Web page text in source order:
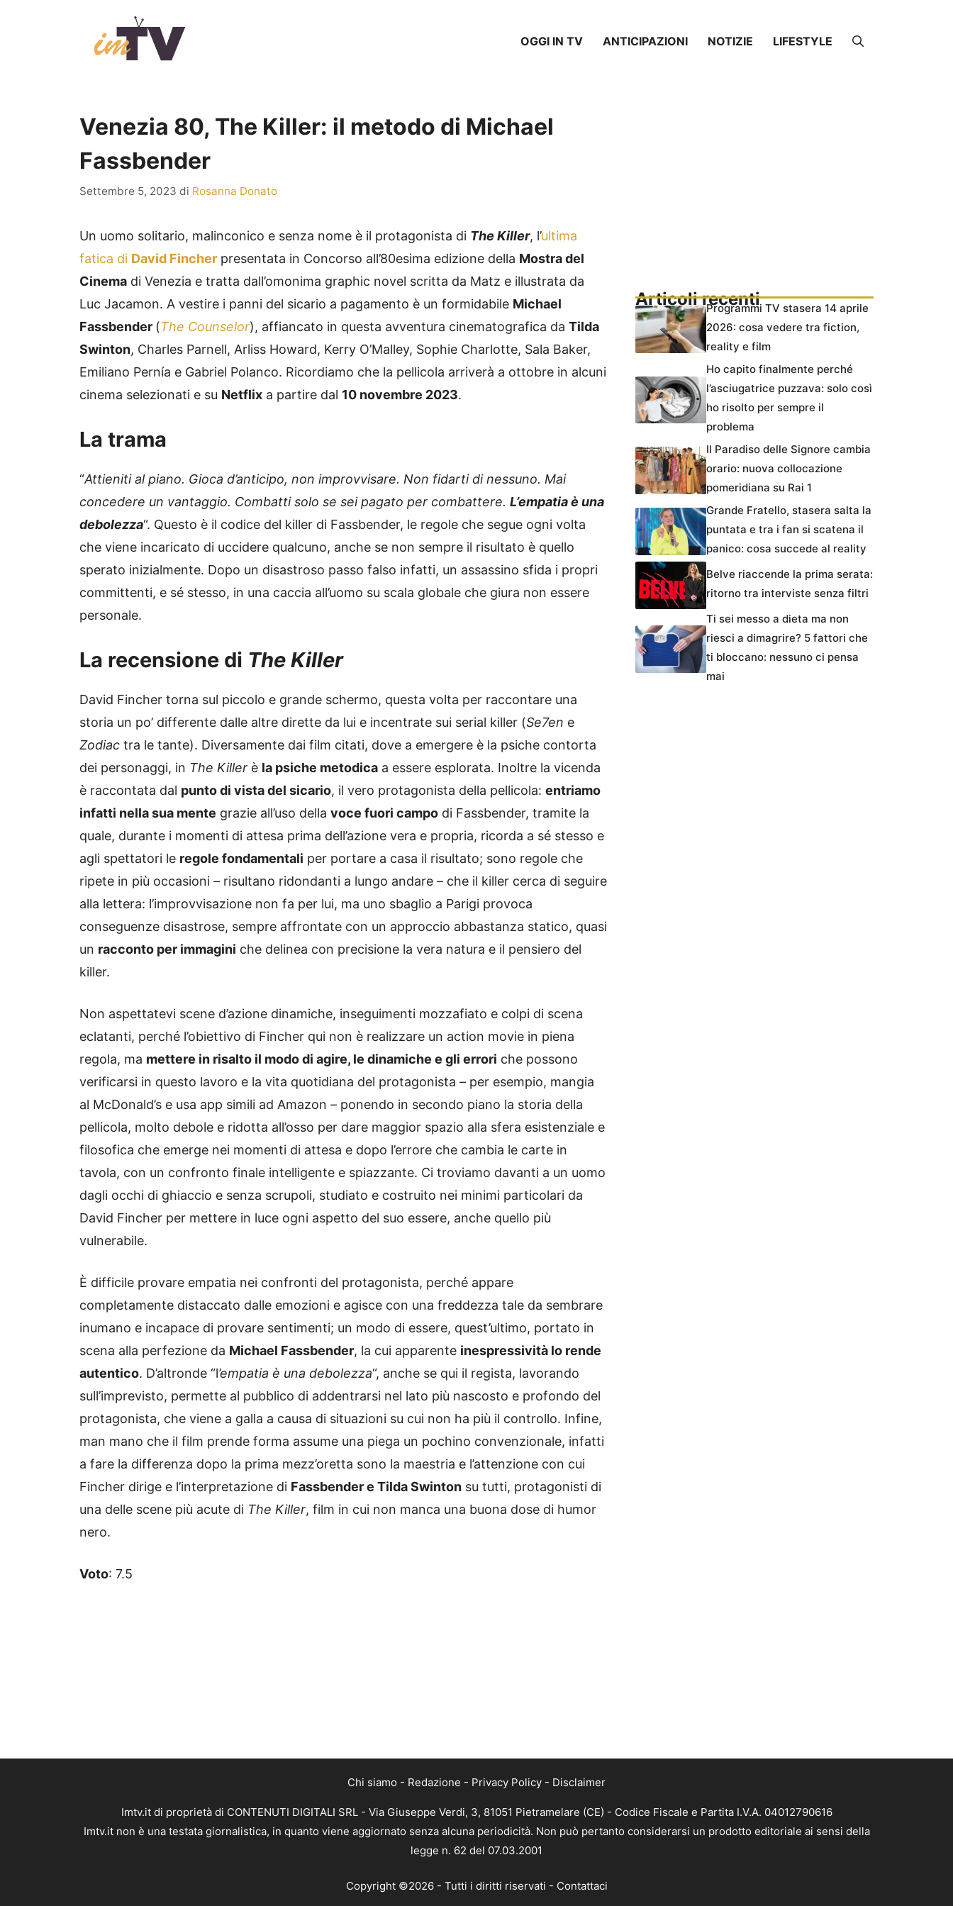
OGGI IN TV ANTICIPAZIONI NOTIZIE LIFESTYLE
Venezia 80, The Killer: il metodo di Michael
Fassbender
Settembre 5, 2023 di Rosanna Donato
Un uomo solitario, malinconico e senza nome è il protagonista di The Killer, l’ultima
fatica di David Fincher presentata in Concorso all’80esima edizione della Mostra del
Cinema di Venezia e tratta dall’omonima graphic novel scritta da Matz e illustrata da
Luc Jacamon. A vestire i panni del sicario a pagamento è un formidabile Michael
Fassbender (The Counselor), affiancato in questa avventura cinematografica da Tilda
Swinton, Charles Parnell, Arliss Howard, Kerry O’Malley, Sophie Charlotte, Sala Baker,
Emiliano Pernía e Gabriel Polanco. Ricordiamo che la pellicola arriverà a ottobre in alcuni
cinema selezionati e su Netflix a partire dal 10 novembre 2023.
La trama
“Attieniti al piano. Gioca d’anticipo, non improvvisare. Non fidarti di nessuno. Mai
concedere un vantaggio. Combatti solo se sei pagato per combattere. L’empatia è una
debolezza“. Questo è il codice del killer di Fassbender, le regole che segue ogni volta
che viene incaricato di uccidere qualcuno, anche se non sempre il risultato è quello
sperato inizialmente. Dopo un disastroso passo falso infatti, un assassino sfida i propri
committenti, e sé stesso, in una caccia all’uomo su scala globale che giura non essere
personale.
La recensione di The Killer
David Fincher torna sul piccolo e grande schermo, questa volta per raccontare una
storia un po’ differente dalle altre dirette da lui e incentrate sui serial killer (Se7en e
Zodiac tra le tante). Diversamente dai film citati, dove a emergere è la psiche contorta
dei personaggi, in The Killer è la psiche metodica a essere esplorata. Inoltre la vicenda
è raccontata dal punto di vista del sicario, il vero protagonista della pellicola: entriamo
infatti nella sua mente grazie all’uso della voce fuori campo di Fassbender, tramite la
quale, durante i momenti di attesa prima dell’azione vera e propria, ricorda a sé stesso e
agli spettatori le regole fondamentali per portare a casa il risultato; sono regole che
ripete in più occasioni – risultano ridondanti a lungo andare – che il killer cerca di seguire
alla lettera: l’improvvisazione non fa per lui, ma uno sbaglio a Parigi provoca
conseguenze disastrose, sempre affrontate con un approccio abbastanza statico, quasi
un racconto per immagini che delinea con precisione la vera natura e il pensiero del
killer.
Non aspettatevi scene d’azione dinamiche, inseguimenti mozzafiato e colpi di scena
eclatanti, perché l’obiettivo di Fincher qui non è realizzare un action movie in piena
regola, ma mettere in risalto il modo di agire, le dinamiche e gli errori che possono
verificarsi in questo lavoro e la vita quotidiana del protagonista – per esempio, mangia
al McDonald’s e usa app simili ad Amazon – ponendo in secondo piano la storia della
pellicola, molto debole e ridotta all’osso per dare maggior spazio alla sfera esistenziale e
filosofica che emerge nei momenti di attesa e dopo l’errore che cambia le carte in
tavola, con un confronto finale intelligente e spiazzante. Ci troviamo davanti a un uomo
dagli occhi di ghiaccio e senza scrupoli, studiato e costruito nei minimi particolari da
David Fincher per mettere in luce ogni aspetto del suo essere, anche quello più
vulnerabile.
È difficile provare empatia nei confronti del protagonista, perché appare
completamente distaccato dalle emozioni e agisce con una freddezza tale da sembrare
inumano e incapace di provare sentimenti; un modo di essere, quest’ultimo, portato in
scena alla perfezione da Michael Fassbender, la cui apparente inespressività lo rende
autentico. D’altronde “l’empatia è una debolezza“, anche se qui il regista, lavorando
sull’imprevisto, permette al pubblico di addentrarsi nel lato più nascosto e profondo del
protagonista, che viene a galla a causa di situazioni su cui non ha più il controllo. Infine,
man mano che il film prende forma assume una piega un pochino convenzionale, infatti
a fare la differenza dopo la prima mezz’oretta sono la maestria e l’attenzione con cui
Fincher dirige e l’interpretazione di Fassbender e Tilda Swinton su tutti, protagonisti di
una delle scene più acute di The Killer, film in cui non manca una buona dose di humor
nero.
Voto: 7.5
Articoli recentiProgrammi TV stasera 14 aprile
2026: cosa vedere tra fiction,
reality e film
Ho capito finalmente perché
l’asciugatrice puzzava: solo così
ho risolto per sempre il
problema
Il Paradiso delle Signore cambia
orario: nuova collocazione
pomeridiana su Rai 1
Grande Fratello, stasera salta la
puntata e tra i fan si scatena il
panico: cosa succede al reality
Belve riaccende la prima serata:
ritorno tra interviste senza filtri
Ti sei messo a dieta ma non
riesci a dimagrire? 5 fattori che
ti bloccano: nessuno ci pensa
mai
Chi siamo - Redazione - Privacy Policy - Disclaimer
Imtv.it di proprietà di CONTENUTI DIGITALI SRL - Via Giuseppe Verdi, 3, 81051 Pietramelare (CE) - Codice Fiscale e Partita I.V.A. 04012790616
Imtv.it non è una testata giornalistica, in quanto viene aggiornato senza alcuna periodicità. Non può pertanto considerarsi un prodotto editoriale ai sensi della
legge n. 62 del 07.03.2001
Copyright ©2026 - Tutti i diritti riservati - Contattaci